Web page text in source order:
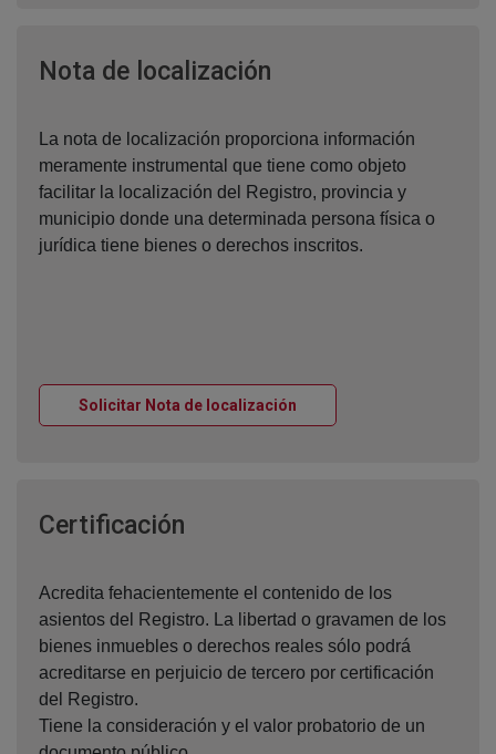
Nota de localización
La nota de localización proporciona información
meramente instrumental que tiene como objeto
facilitar la localización del Registro, provincia y
municipio donde una determinada persona física o
jurídica tiene bienes o derechos inscritos.
Solicitar Nota de localización
Certificación
Acredita fehacientemente el contenido de los
asientos del Registro. La libertad o gravamen de los
bienes inmuebles o derechos reales sólo podrá
acreditarse en perjuicio de tercero por certificación
del Registro.
Tiene la consideración y el valor probatorio de un